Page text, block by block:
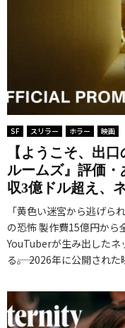
SF スリラー ホラー 映画
【ようこそ、出
ルームズ』評価
収3億ドル超え、
「黄色い迷宮から逃げら
の恐怖 製作費15億円から
YouTuberが生み出したネ
る――。 2026年に公開され